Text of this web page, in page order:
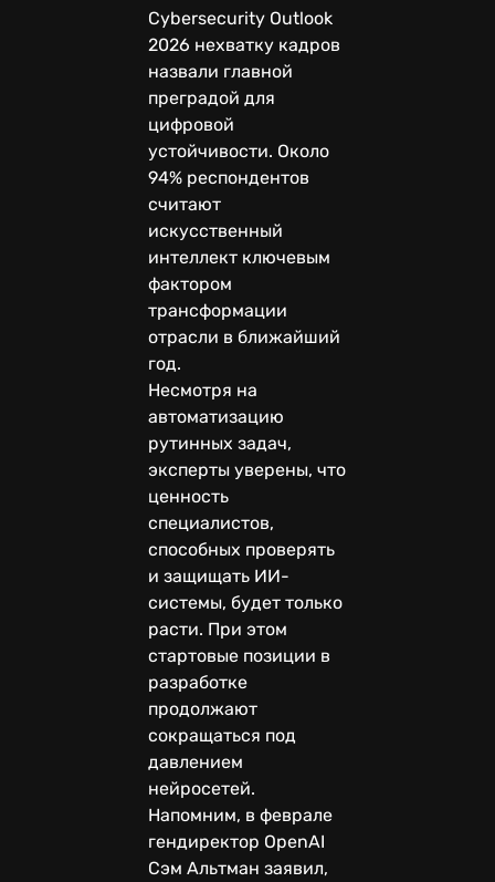
Cybersecurity Outlook
2026 нехватку кадров
назвали главной
преградой для
цифровой
устойчивости. Около
94% респондентов
считают
искусственный
интеллект ключевым
фактором
трансформации
отрасли в ближайший
год.
Несмотря на
автоматизацию
рутинных задач,
эксперты уверены, что
ценность
специалистов,
способных проверять
и защищать ИИ-
системы, будет только
расти. При этом
стартовые позиции в
разработке
продолжают
сокращаться под
давлением
нейросетей.
Напомним, в феврале
гендиректор OpenAI
Сэм Альтман заявил,